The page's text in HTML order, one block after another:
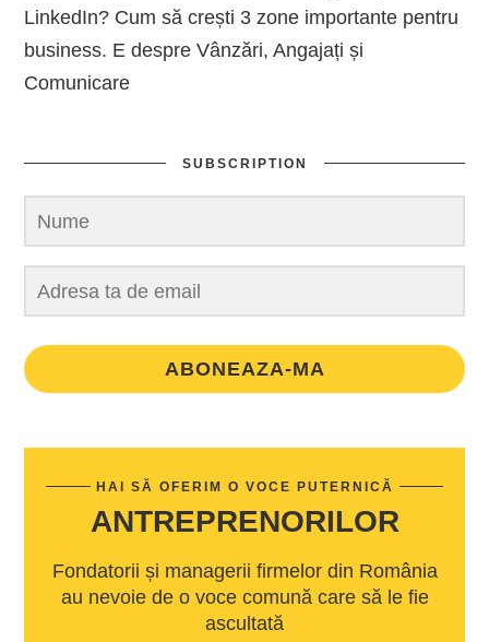
LinkedIn? Cum să crești 3 zone importante pentru
business. E despre Vânzări, Angajați și
Comunicare
SUBSCRIPTION
ABONEAZA-MA
HAI SĂ OFERIM O VOCE PUTERNICĂ
ANTREPRENORILOR
Fondatorii și managerii firmelor din România
au nevoie de o voce comună care să le fie
ascultată